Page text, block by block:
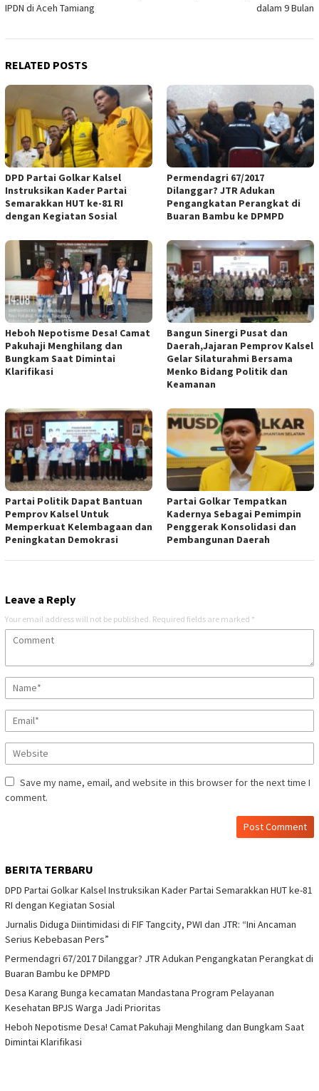
IPDN di Aceh Tamiang
dalam 9 Bulan
RELATED POSTS
DPD Partai Golkar Kalsel
Instruksikan Kader Partai
Semarakkan HUT ke-81 RI
dengan Kegiatan Sosial
Permendagri 67/2017
Dilanggar? JTR Adukan
Pengangkatan Perangkat di
Buaran Bambu ke DPMPD
Heboh Nepotisme Desa! Camat
Pakuhaji Menghilang dan
Bungkam Saat Dimintai
Klarifikasi
Bangun Sinergi Pusat dan
Daerah,Jajaran Pemprov Kalsel
Gelar Silaturahmi Bersama
Menko Bidang Politik dan
Keamanan
Partai Politik Dapat Bantuan
Pemprov Kalsel Untuk
Memperkuat Kelembagaan dan
Peningkatan Demokrasi
Partai Golkar Tempatkan
Kadernya Sebagai Pemimpin
Penggerak Konsolidasi dan
Pembangunan Daerah
Leave a Reply
Your email address will not be published. Required fields are marked *
Save my name, email, and website in this browser for the next time I
comment.
BERITA TERBARU
DPD Partai Golkar Kalsel Instruksikan Kader Partai Semarakkan HUT ke-81
RI dengan Kegiatan Sosial
Jurnalis Diduga Diintimidasi di FIF Tangcity, PWI dan JTR: “Ini Ancaman
Serius Kebebasan Pers”
Permendagri 67/2017 Dilanggar? JTR Adukan Pengangkatan Perangkat di
Buaran Bambu ke DPMPD
Desa Karang Bunga kecamatan Mandastana Program Pelayanan
Kesehatan BPJS Warga Jadi Prioritas
Heboh Nepotisme Desa! Camat Pakuhaji Menghilang dan Bungkam Saat
Dimintai Klarifikasi